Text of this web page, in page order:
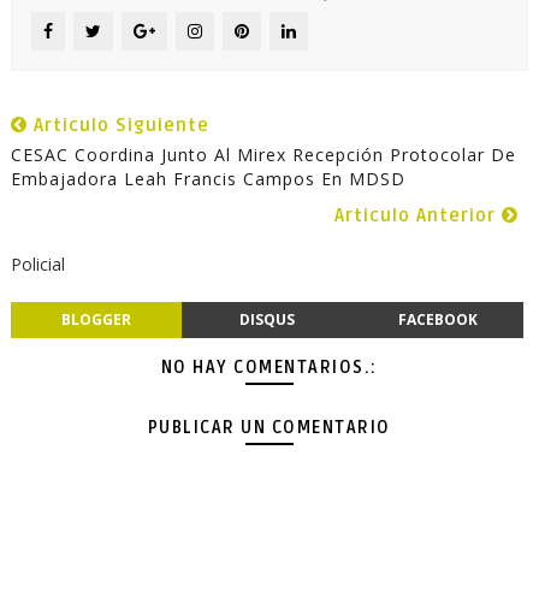
Articulo Siguiente
CESAC Coordina Junto Al Mirex Recepción Protocolar De
Embajadora Leah Francis Campos En MDSD
Articulo Anterior
Policial
BLOGGER DISQUS FACEBOOK
NO HAY COMENTARIOS.:
PUBLICAR UN COMENTARIO